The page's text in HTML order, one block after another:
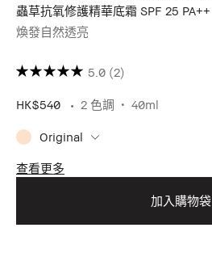
蟲草抗氧修護精華底霜 SPF 25 PA++
煥發自然透亮
［立即預約 感受玫瑰粉嫩光澤▸］
5.0 (2)
HK$540 2 色調 40ml
Original
查看更多
加入購物袋